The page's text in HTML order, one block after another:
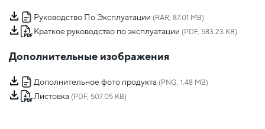
Руководство По Эксплуатации (RAR, 87.01 MB)
Краткое руководство по эксплуатации (PDF, 583.23 KB)
Дополнительные изображения
Дополнительное фото продукта (PNG, 1.48 MB)
Листовка (PDF, 507.05 KB)